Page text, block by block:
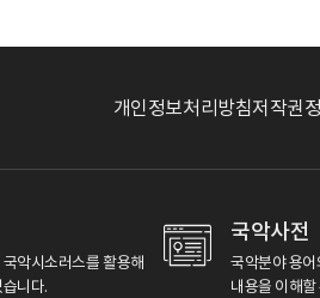
개인정보처리방침저작권
악시소러스를 활용해
니다.
국악사전
국악분야 용
내용을 이해